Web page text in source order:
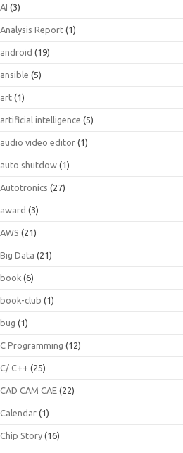
AI (3)
Analysis Report (1)
android (19)
ansible (5)
art (1)
artificial intelligence (5)
audio video editor (1)
auto shutdow (1)
Autotronics (27)
award (3)
AWS (21)
Big Data (21)
book (6)
book-club (1)
bug (1)
C Programming (12)
C/ C++ (25)
CAD CAM CAE (22)
Calendar (1)
Chip Story (16)